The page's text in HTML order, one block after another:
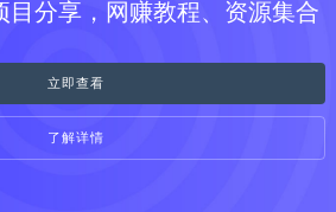
目分享，网赚教程、资源集合
立即查看
了解详情